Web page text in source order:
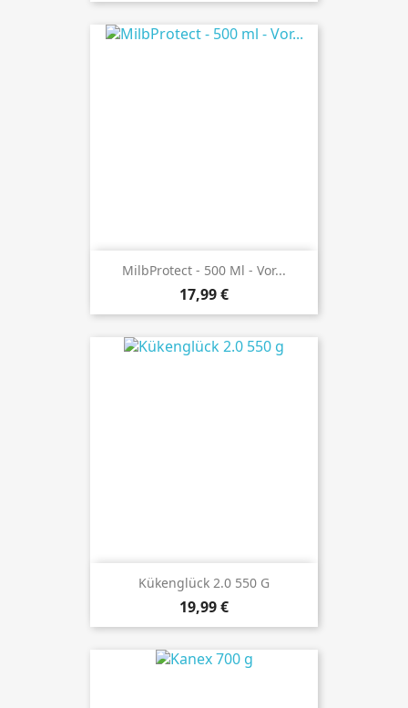
MilbProtect - 500 Ml - Vor...
Preis
17,99 €
Kükenglück 2.0 550 G
Preis
19,99 €